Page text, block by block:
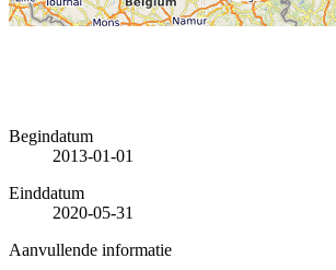
Begindatum
2013-01-01
Einddatum
2020-05-31
Aanvullende informatie